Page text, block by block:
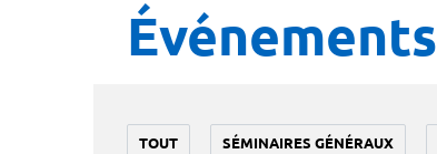
Événements
TOUT SÉMINAIRES GÉNÉRAUX